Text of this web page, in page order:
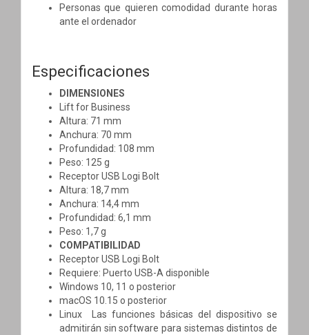
Personas que quieren comodidad durante horas
ante el ordenador
Especificaciones
DIMENSIONES
Lift for Business
Altura: 71 mm
Anchura: 70 mm
Profundidad: 108 mm
Peso: 125 g
Receptor USB Logi Bolt
Altura: 18,7 mm
Anchura: 14,4 mm
Profundidad: 6,1 mm
Peso: 1,7 g
COMPATIBILIDAD
Receptor USB Logi Bolt
Requiere: Puerto USB-A disponible
Windows 10, 11 o posterior
macOS 10.15 o posterior
Linux Las funciones básicas del dispositivo se
admitirán sin software para sistemas distintos de